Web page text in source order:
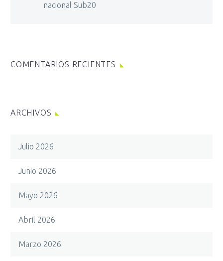
nacional Sub20
COMENTARIOS RECIENTES
ARCHIVOS
Julio 2026
Junio 2026
Mayo 2026
Abril 2026
Marzo 2026